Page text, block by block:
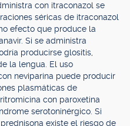
con itraconazol se
séricas de itraconazol
efecto que produce la
Si se administra
producirse glositis,
la lengua. El uso
neviparina puede producir
plasmáticas de
con paroxetina
serotoninérgico. Si
existe el riesgo de